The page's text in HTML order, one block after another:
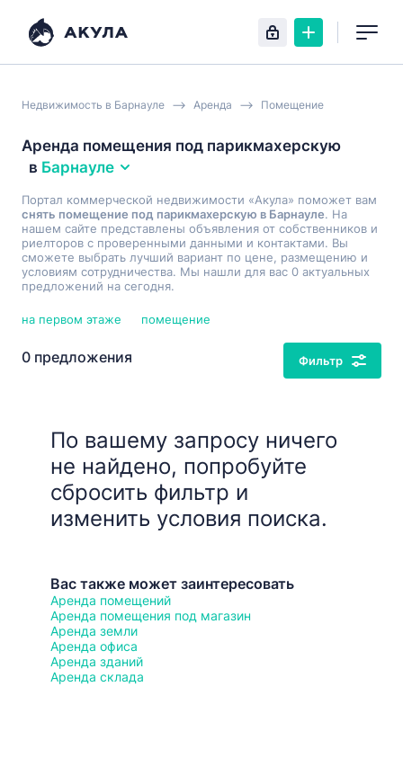
Недвижимость в Барнауле Аренда Помещение
Аренда помещения под парикмахерскую
в Барнауле
Портал коммерческой недвижимости «Акула» поможет вам
снять помещение под парикмахерскую в Барнауле. На
нашем сайте представлены объявления от собственников и
риелторов с проверенными данными и контактами. Вы
сможете выбрать лучший вариант по цене, размещению и
условиям сотрудничества. Мы нашли для вас 0 актуальных
предложений на сегодня.
на первом этаже помещение
0 предложения Фильтр
По вашему запросу ничего
не найдено, попробуйте
сбросить фильтр и
изменить условия поиска.
Вас также может заинтересовать
Аренда помещений
Аренда помещения под магазин
Аренда земли
Аренда офиса
Аренда зданий
Аренда склада